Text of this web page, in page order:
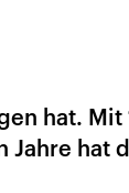
hat. Mit
Jahre hat